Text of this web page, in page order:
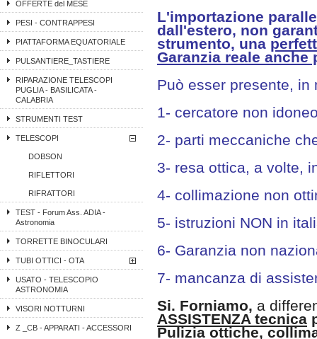
OFFERTE del MESE
PESI - CONTRAPPESI
PIATTAFORMA EQUATORIALE
PULSANTIERE_TASTIERE
RIPARAZIONE TELESCOPI
PUGLIA - BASILICATA -
CALABRIA
STRUMENTI TEST
TELESCOPI
DOBSON
RIFLETTORI
RIFRATTORI
TEST - Forum Ass. ADIA -
Astronomia
TORRETTE BINOCULARI
TUBI OTTICI - OTA
USATO - TELESCOPIO
ASTRONOMIA
VISORI NOTTURNI
Z _CB - APPARATI - ACCESSORI
L'importazione
dall'estero, non
strumento, una
Garanzia reale anche
Può esser presente, in
1- cercatore non
2- parti meccaniche
3- resa ottica, a volte,
4- collimazione non
5- istruzioni NON in
6- Garanzia non
7- mancanza di
Si. Forniamo, a
ASSISTENZA tecnica
Pulizia ottiche,